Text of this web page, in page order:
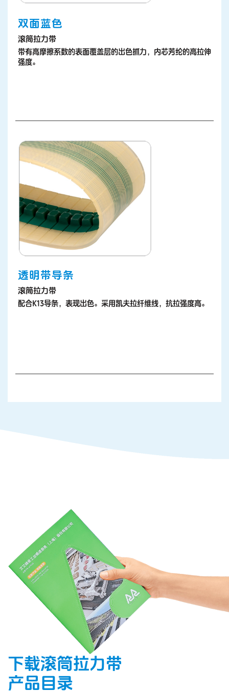
双面蓝色
滚筒拉力带
带有高摩擦系数的表面覆盖层的出色抓力，内芯芳纶的高拉伸
强度。
透明带导条
滚筒拉力带
配合K13导条，表现出色。采用凯夫拉纤维线，抗拉强度高。
下载滚筒拉力带
产品目录